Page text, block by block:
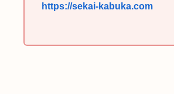
https://sekai-kabuka.com